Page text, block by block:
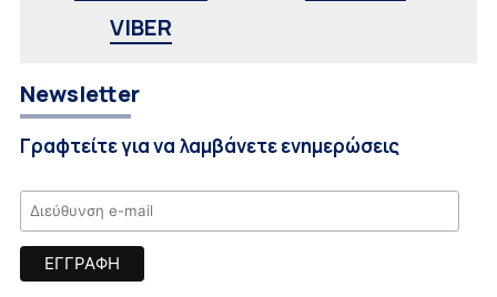
VIBER
Newsletter
Γραφτείτε για να λαμβάνετε ενημερώσεις